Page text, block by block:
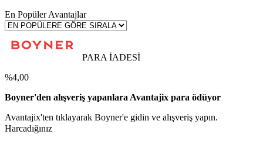
En Popüler Avantajlar
PARA İADESİ
%4,00
Boyner'den alışveriş yapanlara Avantajix para ödüyor
Avantajix'ten tıklayarak Boyner'e gidin ve alışveriş yapın.
Harcadığınız